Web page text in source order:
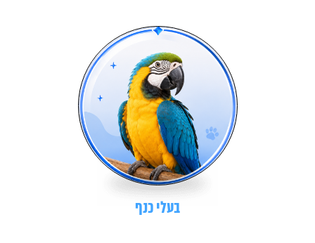
בעלי כנף